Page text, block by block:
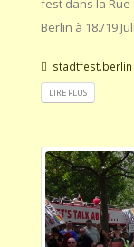
fest dans la Rue
Berlin à 18./19
stadtfest.berlin
LIRE PLUS